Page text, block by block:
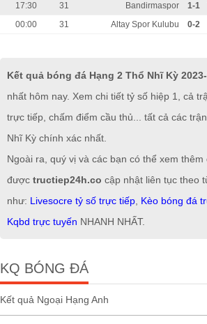
17:30
31 Bandirmaspor 1-1
00:00
31 Altay Spor Kulubu 0-2
Kết quả bóng đá Hạng 2 Thổ Nhĩ Kỳ
nhất hôm nay. Xem chi tiết tỷ số hiệp 1, cả
trực tiếp, chấm điểm cầu thủ... tất cả các
Nhĩ Kỳ chính xác nhất.
Ngoài ra, quý vị và các bạn có thể xem
được tructiep24h.co cập nhật liên tục theo
như: Livesocre tỷ số trực tiếp Kèo bóng đá
Kqbd trực tuyến NHANH NHẤT.
KQ BÓNG ĐÁ
Kết quả Ngoại Hạng Anh